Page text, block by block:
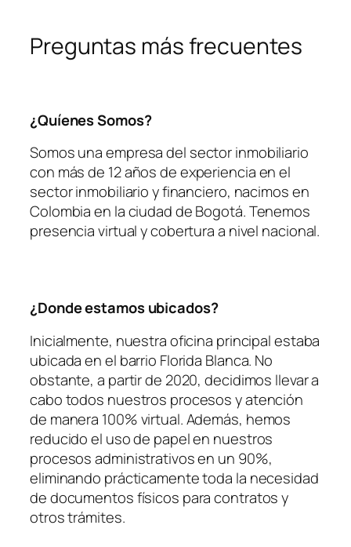
Preguntas más frecuentes
¿Quíenes Somos?
Somos una empresa del sector inmobiliario
con más de 12 años de experiencia en el
sector inmobiliario y financiero, nacimos en
Colombia en la ciudad de Bogotá. Tenemos
presencia virtual y cobertura a nivel nacional.
¿Donde estamos ubicados?
Inicialmente, nuestra oficina principal estaba
ubicada en el barrio Florida Blanca. No
obstante, a partir de 2020, decidimos llevar a
cabo todos nuestros procesos y atención
de manera 100% virtual. Además, hemos
reducido el uso de papel en nuestros
procesos administrativos en un 90%,
eliminando prácticamente toda la necesidad
de documentos físicos para contratos y
otros trámites.